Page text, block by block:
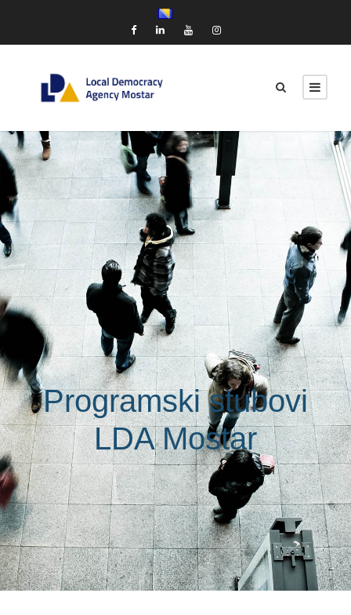
Programski stubovi
LDA Mostar